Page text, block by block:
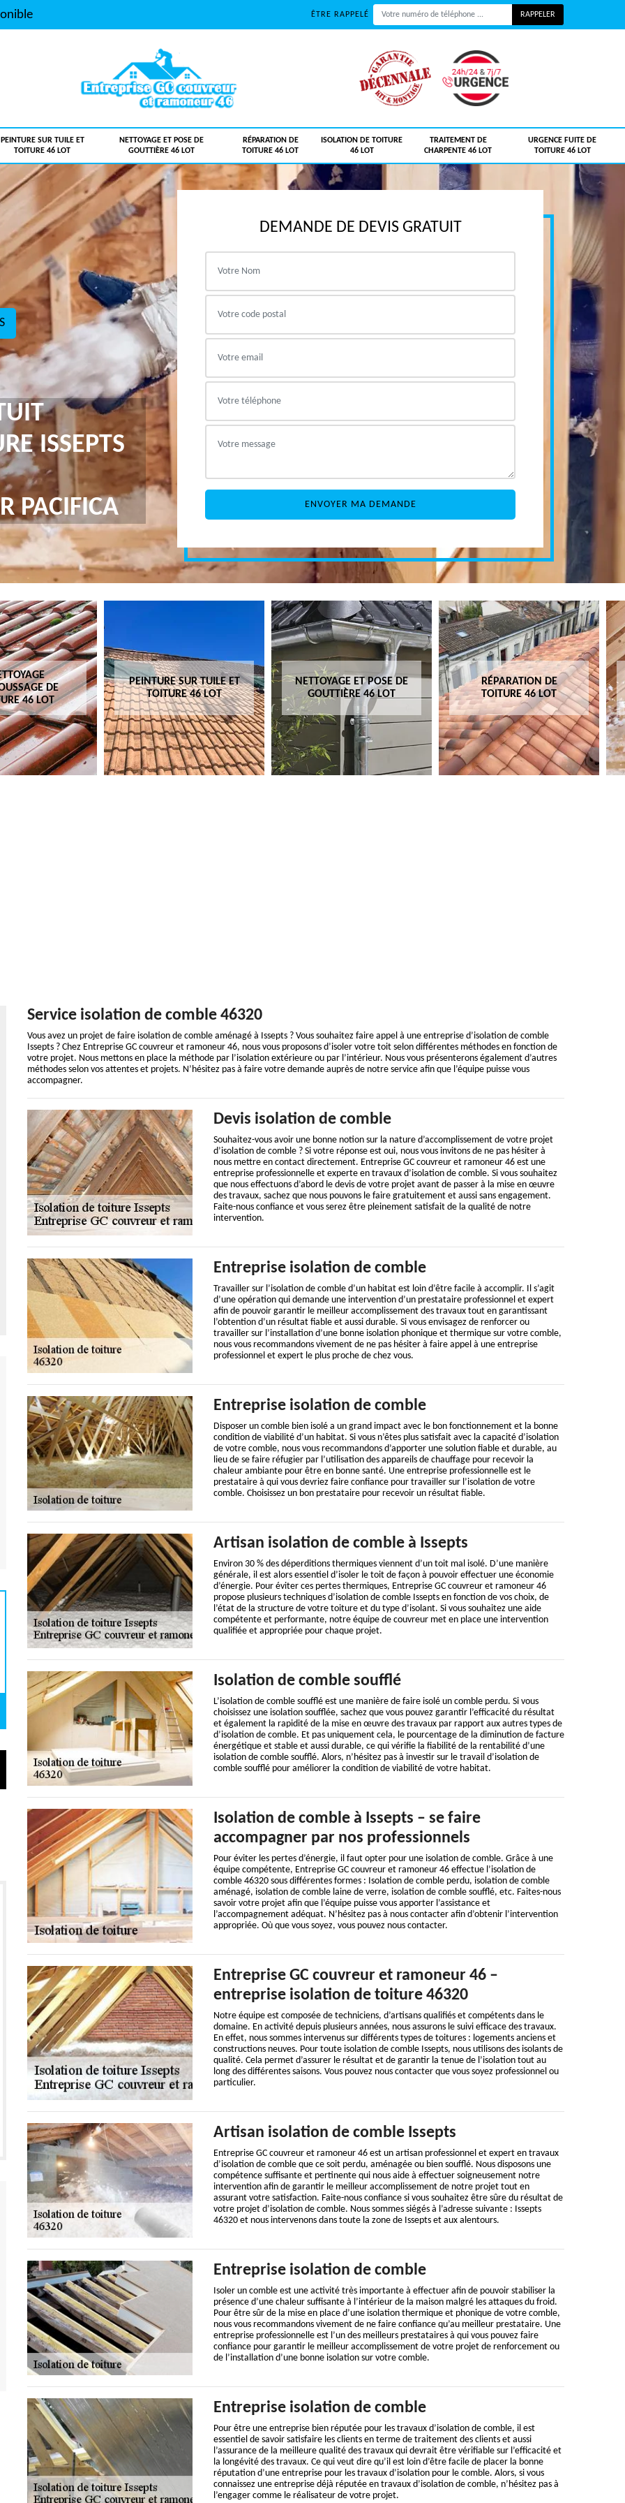
ÊTRE RAPPELÉ
PEINTURE SUR TUILE ET
TOITURE 46 LOT
NETTOYAGE ET POSE DE
GOUTTIÈRE 46 LOT
RÉPARATION DE
TOITURE 46 LOT
ISOLATION DE TOITURE
46 LOT
TRAITEMENT DE
CHARPENTE 46 LOT
URGENCE FUITE DE
TOITURE 46 LOT
ISSEPTS
PACIFICA
DEMANDE DE DEVIS GRATUIT
DE
46 LOT
PEINTURE SUR TUILE ET
TOITURE 46 LOT
NETTOYAGE ET POSE DE
GOUTTIÈRE 46 LOT
RÉPARATION DE
TOITURE 46 LOT
Service isolation de comble 46320
Vous avez un projet de faire isolation de comble aménagé à Issepts ? Vous souhaitez faire appel à une entreprise d’isolation de comble
Issepts ? Chez Entreprise GC couvreur et ramoneur 46, nous vous proposons d’isoler votre toit selon différentes méthodes en fonction de
votre projet. Nous mettons en place la méthode par l’isolation extérieure ou par l’intérieur. Nous vous présenterons également d’autres
méthodes selon vos attentes et projets. N’hésitez pas à faire votre demande auprès de notre service afin que l’équipe puisse vous
accompagner.
Devis isolation de comble
Souhaitez-vous avoir une bonne notion sur la nature d’accomplissement de votre projet
d’isolation de comble ? Si votre réponse est oui, nous vous invitons de ne pas hésiter à
nous mettre en contact directement. Entreprise GC couvreur et ramoneur 46 est une
entreprise professionnelle et experte en travaux d’isolation de comble. Si vous souhaitez
que nous effectuons d’abord le devis de votre projet avant de passer à la mise en œuvre
des travaux, sachez que nous pouvons le faire gratuitement et aussi sans engagement.
Faite-nous confiance et vous serez être pleinement satisfait de la qualité de notre
intervention.
Entreprise isolation de comble
Travailler sur l’isolation de comble d’un habitat est loin d’être facile à accomplir. Il s’agit
d’une opération qui demande une intervention d’un prestataire professionnel et expert
afin de pouvoir garantir le meilleur accomplissement des travaux tout en garantissant
l’obtention d’un résultat fiable et aussi durable. Si vous envisagez de renforcer ou
travailler sur l’installation d’une bonne isolation phonique et thermique sur votre comble,
nous vous recommandons vivement de ne pas hésiter à faire appel à une entreprise
professionnel et expert le plus proche de chez vous.
Entreprise isolation de comble
Disposer un comble bien isolé a un grand impact avec le bon fonctionnement et la bonne
condition de viabilité d’un habitat. Si vous n’êtes plus satisfait avec la capacité d’isolation
de votre comble, nous vous recommandons d’apporter une solution fiable et durable, au
lieu de se faire réfugier par l’utilisation des appareils de chauffage pour recevoir la
chaleur ambiante pour être en bonne santé. Une entreprise professionnelle est le
prestataire à qui vous devriez faire confiance pour travailler sur l’isolation de votre
comble. Choisissez un bon prestataire pour recevoir un résultat fiable.
Artisan isolation de comble à Issepts
Environ 30 % des déperditions thermiques viennent d’un toit mal isolé. D’une manière
générale, il est alors essentiel d’isoler le toit de façon à pouvoir effectuer une économie
d’énergie. Pour éviter ces pertes thermiques, Entreprise GC couvreur et ramoneur 46
propose plusieurs techniques d’isolation de comble Issepts en fonction de vos choix, de
l’état de la structure de votre toiture et du type d’isolant. Si vous souhaitez une aide
compétente et performante, notre équipe de couvreur met en place une intervention
qualifiée et appropriée pour chaque projet.
Isolation de comble soufflé
L’isolation de comble soufflé est une manière de faire isolé un comble perdu. Si vous
choisissez une isolation soufflée, sachez que vous pouvez garantir l’efficacité du résultat
et également la rapidité de la mise en œuvre des travaux par rapport aux autres types de
d’isolation de comble. Et pas uniquement cela, le pourcentage de la diminution de facture
énergétique et stable et aussi durable, ce qui vérifie la fiabilité de la rentabilité d’une
isolation de comble soufflé. Alors, n’hésitez pas à investir sur le travail d’isolation de
comble soufflé pour améliorer la condition de viabilité de votre habitat.
Isolation de comble à Issepts – se faire
accompagner par nos professionnels
Pour éviter les pertes d’énergie, il faut opter pour une isolation de comble. Grâce à une
équipe compétente, Entreprise GC couvreur et ramoneur 46 effectue l’isolation de
comble 46320 sous différentes formes : Isolation de comble perdu, isolation de comble
aménagé, isolation de comble laine de verre, isolation de comble soufflé, etc. Faites-nous
savoir votre projet afin que l’équipe puisse vous apporter l’assistance et
l’accompagnement adéquat. N’hésitez pas à nous contacter afin d’obtenir l’intervention
appropriée. Où que vous soyez, vous pouvez nous contacter.
Entreprise GC couvreur et ramoneur 46 –
entreprise isolation de toiture 46320
Notre équipe est composée de techniciens, d’artisans qualifiés et compétents dans le
domaine. En activité depuis plusieurs années, nous assurons le suivi efficace des travaux.
En effet, nous sommes intervenus sur différents types de toitures : logements anciens et
constructions neuves. Pour toute isolation de comble Issepts, nous utilisons des isolants de
qualité. Cela permet d’assurer le résultat et de garantir la tenue de l’isolation tout au
long des différentes saisons. Vous pouvez nous contacter que vous soyez professionnel ou
particulier.
Artisan isolation de comble Issepts
Entreprise GC couvreur et ramoneur 46 est un artisan professionnel et expert en travaux
d’isolation de comble que ce soit perdu, aménagée ou bien soufflé. Nous disposons une
compétence suffisante et pertinente qui nous aide à effectuer soigneusement notre
intervention afin de garantir le meilleur accomplissement de notre projet tout en
assurant votre satisfaction. Faite-nous confiance si vous souhaitez être sûre du résultat de
votre projet d’isolation de comble. Nous sommes siégés à l’adresse suivante : Issepts
46320 et nous intervenons dans toute la zone de Issepts et aux alentours.
Entreprise isolation de comble
Isoler un comble est une activité très importante à effectuer afin de pouvoir stabiliser la
présence d’une chaleur suffisante à l’intérieur de la maison malgré les attaques du froid.
Pour être sûr de la mise en place d’une isolation thermique et phonique de votre comble,
nous vous recommandons vivement de ne faire confiance qu’au meilleur prestataire. Une
entreprise professionnelle est l’un des meilleurs prestataires à qui vous pouvez faire
confiance pour garantir le meilleur accomplissement de votre projet de renforcement ou
de l’installation d’une bonne isolation sur votre comble.
Entreprise isolation de comble
Pour être une entreprise bien réputée pour les travaux d’isolation de comble, il est
essentiel de savoir satisfaire les clients en terme de traitement des clients et aussi
l’assurance de la meilleure qualité des travaux qui devrait être vérifiable sur l’efficacité et
la longévité des travaux. Ce qui veut dire qu’il est loin d’être facile de placer la bonne
réputation d’une entreprise pour les travaux d’isolation pour le comble. Alors, si vous
connaissez une entreprise déjà réputée en travaux d’isolation de comble, n’hésitez pas à
l’engager comme le réalisateur de votre projet.